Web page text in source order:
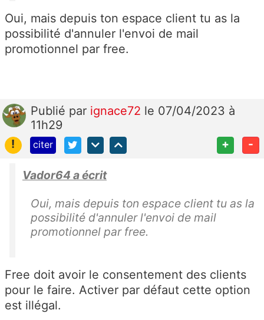
Oui, mais depuis ton espace client tu as la
possibilité d'annuler l'envoi de mail
promotionnel par free.
Publié par ignace72 le 07/04/2023 à
11h29
!
citer + -
Vador64 a écrit
Oui, mais depuis ton espace client tu as la
possibilité d'annuler l'envoi de mail
promotionnel par free.
Free doit avoir le consentement des clients
pour le faire. Activer par défaut cette option
est illégal.